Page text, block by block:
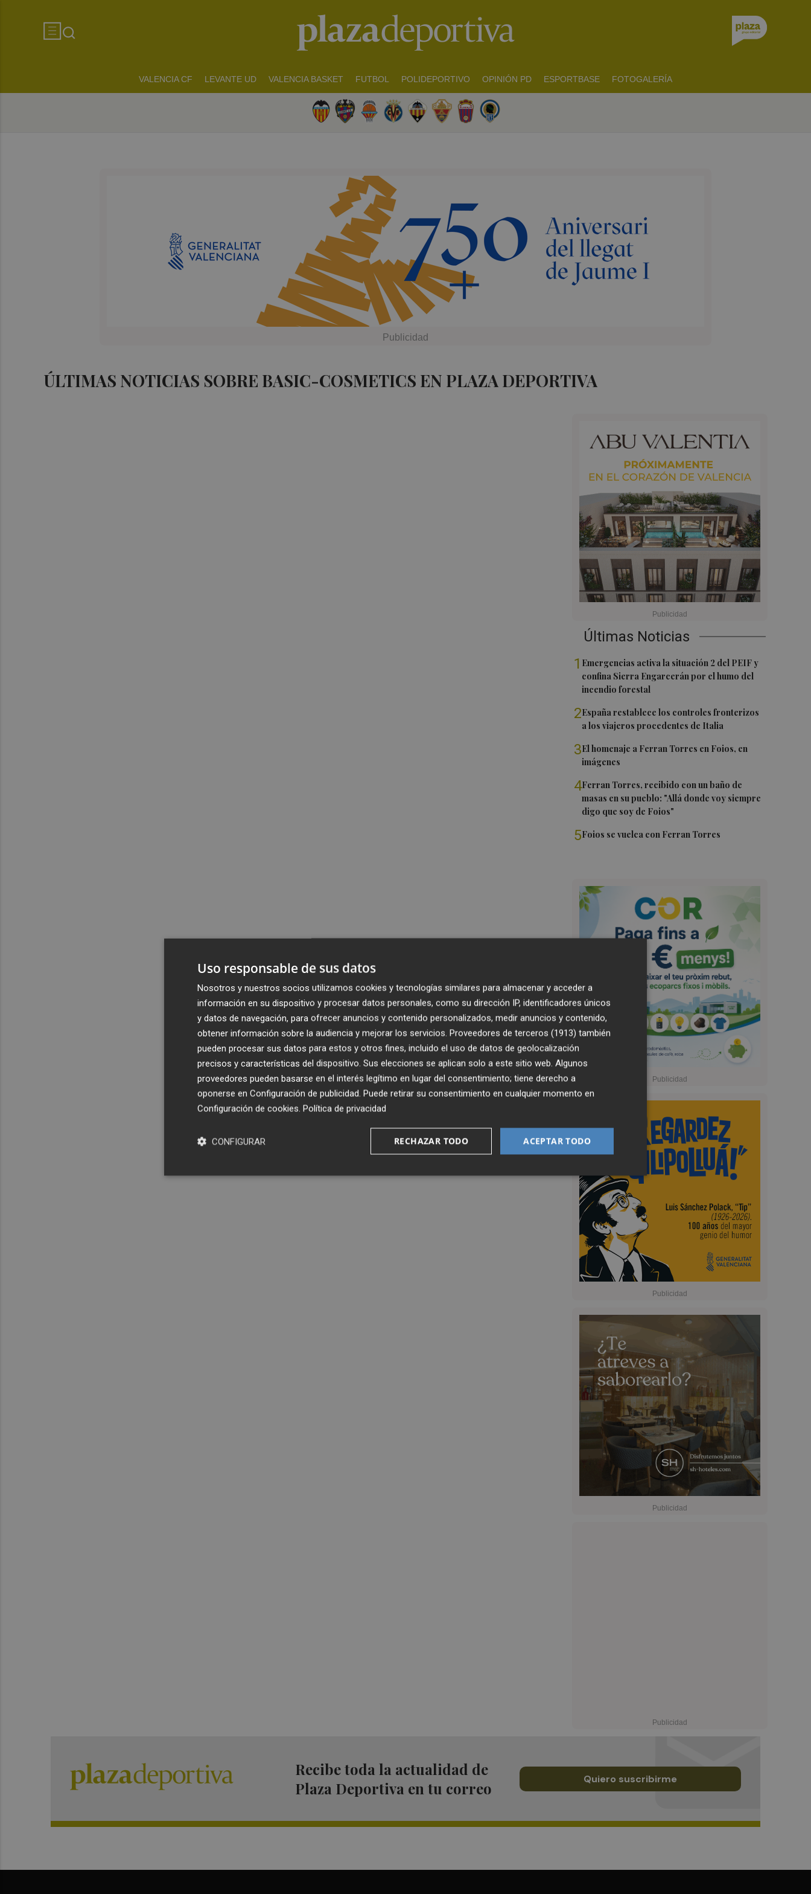
VALENCIA CF LEVANTE UD VALENCIA BASKET FUTBOL POLIDEPORTIVO OPINIÓN PD ESPORTBASE FOTOGALERÍA
ÚLTIMAS NOTICIAS SOBRE BASIC-COSMETICS EN PLAZA DEPORTIVA
Últimas Noticias
1 Emergencias activa la situación 2 del PEIF y
confina Sierra Engarcerán por el humo del
incendio forestal
2España restablece los controles fronterizos
a los viajeros procedentes de Italia
3El homenaje a Ferran Torres en Foios, en
imágenes
4Ferran Torres, recibido con un baño de
masas en su pueblo: "Allá donde voy siempre
digo que soy de Foios"
5Foios se vuelca con Ferran Torres
Recibe toda la actualidad de
Plaza Deportiva en tu correo
Quiero suscribirme
Uso responsable de sus datos
Nosotros y nuestros socios utilizamos cookies y tecnologías similares para almacenar y acceder a
información en su dispositivo y procesar datos personales, como su dirección IP, identificadores únicos
y datos de navegación, para ofrecer anuncios y contenido personalizados, medir anuncios y contenido,
obtener información sobre la audiencia y mejorar los servicios. Proveedores de terceros (1913) también
pueden procesar sus datos para estos y otros fines, incluido el uso de datos de geolocalización
precisos y características del dispositivo. Sus elecciones se aplican solo a este sitio web. Algunos
proveedores pueden basarse en el interés legítimo en lugar del consentimiento; tiene derecho a
oponerse en Configuración de publicidad. Puede retirar su consentimiento en cualquier momento en
Configuración de cookies. Política de privacidad
ACEPTAR TODO
RECHAZAR TODO
CONFIGURAR